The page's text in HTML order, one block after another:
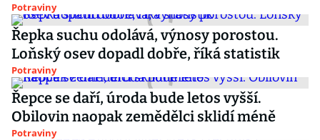
Potraviny
Řepka suchu odolává, výnosy porostou.
Loňský osev dopadl dobře, říká statistik
Potraviny
Řepce se daří, úroda bude letos vyšší.
Obilovin naopak zemědělci sklidí méně
Potraviny